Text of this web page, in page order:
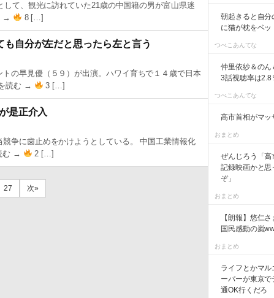
て、観光に訪れていた21歳の中国籍の男が富山県迷
→
8 […]
自分が左だと思ったら左と言う
の早見優（５９）が出演。ハワイ育ちで１４歳で日本
読む →
3 […]
是正介入
争に歯止めをかけようとしている。 中国工業情報化
む →
2 […]
27 次»
朝起きると自分
に猫が枕をベッ
つべこあんてな
仲里依紗＆の
3話視聴率は2.8
つべこあんてな
高市首相がマッ
おまとめ
ぜんじろう「
記録映画かと思
ぞ」
おまとめ
【朗報】悠仁
国民感動の嵐
おまとめ
ライフとかマ
ーパーが東京
通OK行くだろ